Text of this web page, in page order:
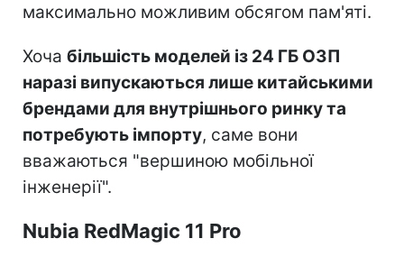
максимально можливим обсягом пам'яті.
Хоча більшість моделей із 24 ГБ ОЗП
наразі випускаються лише китайськими
брендами для внутрішнього ринку та
потребують імпорту, саме вони
вважаються "вершиною мобільної
інженерії".
Nubia RedMagic 11 Pro